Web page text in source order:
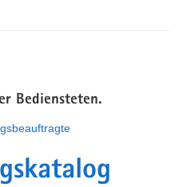
Bediensteten.